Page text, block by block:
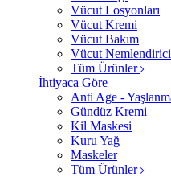
Vücut Losyonları
Vücut Kremi
Vücut Bakım
Vücut Nemlendirici
Tüm Ürünler
İhtiyaca Göre
Anti Age -
Gündüz Kremi
Kil Maskesi
Kuru Yağ
Maskeler
Tüm Ürünler